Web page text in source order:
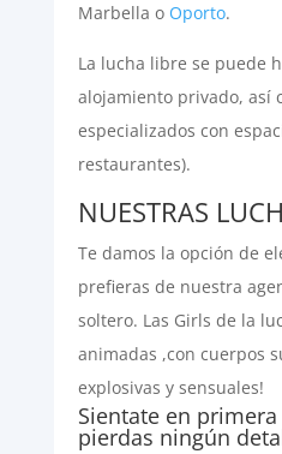
Marbella o Oporto.
La lucha libre se puede
alojamiento privado, así
especializados con
restaurantes).
NUESTRAS
Te damos la opción de
prefieras de nuestra
soltero. Las Girls de la
animadas ,con cuerpos
explosivas y sensuales!
Sientate en
pierdas ningún